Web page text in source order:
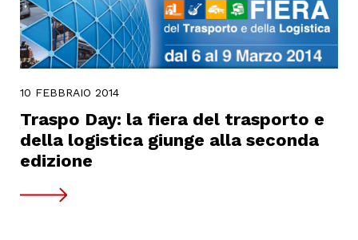
10 FEBBRAIO 2014
Traspo Day: la fiera del trasporto e
della logistica giunge alla seconda
edizione